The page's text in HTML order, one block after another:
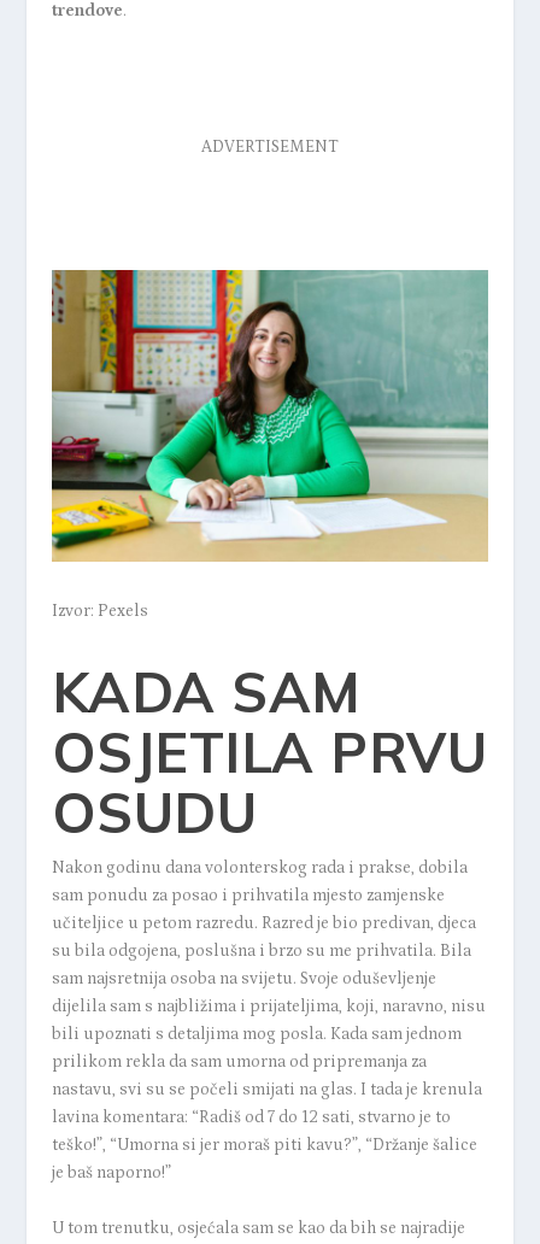
trendove.
ADVERTISEMENT
Izvor: Pexels
KADA SAM
OSJETILA PRVU
OSUDU
Nakon godinu dana volonterskog rada i prakse, dobila
sam ponudu za posao i prihvatila mjesto zamjenske
učiteljice u petom razredu. Razred je bio predivan, djeca
su bila odgojena, poslušna i brzo su me prihvatila. Bila
sam najsretnija osoba na svijetu. Svoje oduševljenje
dijelila sam s najbližima i prijateljima, koji, naravno, nisu
bili upoznati s detaljima mog posla. Kada sam jednom
prilikom rekla da sam umorna od pripremanja za
nastavu, svi su se počeli smijati na glas. I tada je krenula
lavina komentara: “Radiš od 7 do 12 sati, stvarno je to
teško!”, “Umorna si jer moraš piti kavu?”, “Držanje šalice
je baš naporno!”
U tom trenutku, osjećala sam se kao da bih se najradije